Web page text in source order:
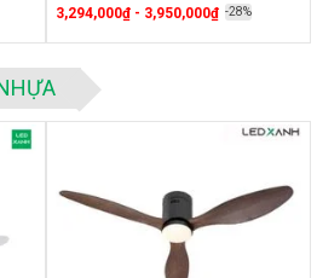
3,294,000₫ - 3,950,000₫ -28%